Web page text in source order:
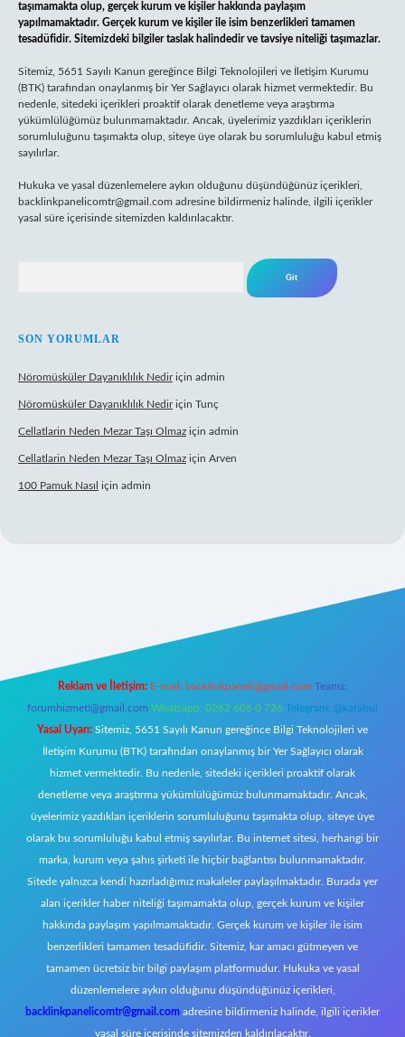
taşımamakta olup, gerçek kurum ve kişiler hakkında paylaşım
yapılmamaktadır. Gerçek kurum ve kişiler ile isim benzerlikleri tamamen
tesadüfidir. Sitemizdeki bilgiler taslak halindedir ve tavsiye niteliği taşımazlar.
Sitemiz, 5651 Sayılı Kanun gereğince Bilgi Teknolojileri ve İletişim Kurumu
(BTK) tarafından onaylanmış bir Yer Sağlayıcı olarak hizmet vermektedir. Bu
nedenle, sitedeki içerikleri proaktif olarak denetleme veya araştırma
yükümlülüğümüz bulunmamaktadır. Ancak, üyelerimiz yazdıkları içeriklerin
sorumluluğunu taşımakta olup, siteye üye olarak bu sorumluluğu kabul etmiş
sayılırlar.
Hukuka ve yasal düzenlemelere aykırı olduğunu düşündüğünüz içerikleri,
backlinkpanelicomtr@gmail.com adresine bildirmeniz halinde, ilgili içerikler
yasal süre içerisinde sitemizden kaldırılacaktır.
SON YORUMLAR
Nöromüsküler Dayanıklılık Nediriçin admin
Nöromüsküler Dayanıklılık Nediriçin Tunç
Cellatlarin Neden Mezar Taşı Olmaz için admin
Cellatlarin Neden Mezar Taşı Olmaz için Arven
100 Pamuk Nasıl için admin
Reklam ve İletişim: E-mail: backlinkpaneli@gmail.com Teams:
forumhizmeti@gmail.com Whatsapp: 0262 606 0 726 Telegram: @karabul
Yasal Uyarı: Sitemiz, 5651 Sayılı Kanun gereğince Bilgi Teknolojileri ve
İletişim Kurumu (BTK) tarafından onaylanmış bir Yer Sağlayıcı olarak
hizmet vermektedir. Bu nedenle, sitedeki içerikleri proaktif olarak
denetleme veya araştırma yükümlülüğümüz bulunmamaktadır. Ancak,
üyelerimiz yazdıkları içeriklerin sorumluluğunu taşımakta olup, siteye üye
olarak bu sorumluluğu kabul etmiş sayılırlar. Bu internet sitesi, herhangi bir
marka, kurum veya şahıs şirketi ile hiçbir bağlantısı bulunmamaktadır.
Sitede yalnızca kendi hazırladığımız makaleler paylaşılmaktadır. Burada yer
alan içerikler haber niteliği taşımamakta olup, gerçek kurum ve kişiler
hakkında paylaşım yapılmamaktadır. Gerçek kurum ve kişiler ile isim
benzerlikleri tamamen tesadüfidir. Sitemiz, kar amacı gütmeyen ve
tamamen ücretsiz bir bilgi paylaşım platformudur. Hukuka ve yasal
düzenlemelere aykırı olduğunu düşündüğünüz içerikleri,
backlinkpanelicomtr@gmail.com adresine bildirmeniz halinde, ilgili içerikler
yasal süre içerisinde sitemizden kaldırılacaktır.